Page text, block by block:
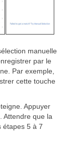
manuelle
par le
Par exemple,
cette touche
Appuyer
Attendre que la
étapes 5 à 7